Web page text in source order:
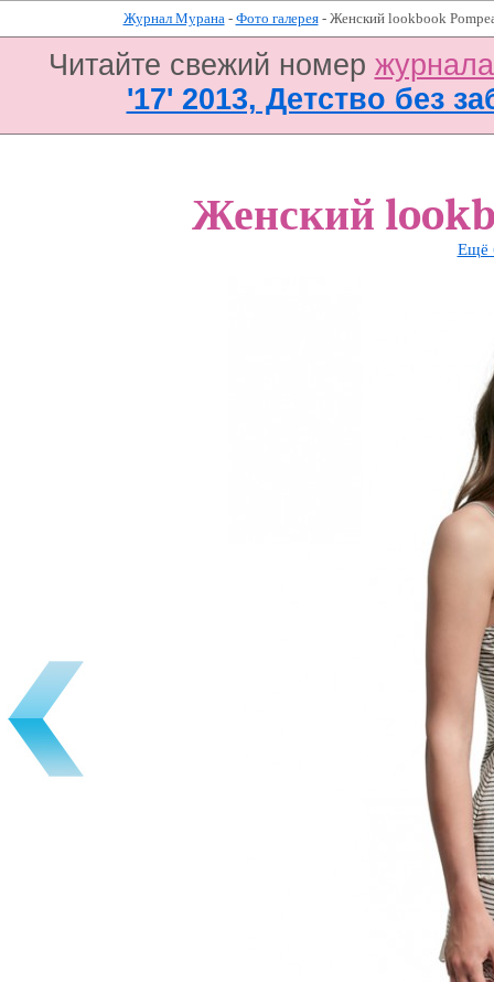
Журнал Мурана- Фото галерея- Женский lookbook
Читайте свежий номер
'17' 2013, Детство без
Женский
Ещё